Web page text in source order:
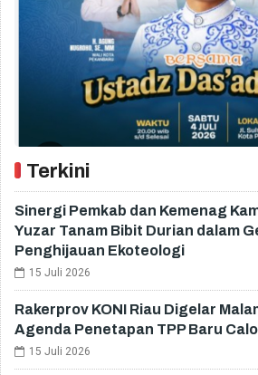
Terkini
Sinergi Pemkab dan Kemenag
Yuzar Tanam Bibit Durian dalam
Penghijauan Ekoteologi
15 Juli 2026
Rakerprov KONI Riau Digelar
Agenda Penetapan TPP Baru
15 Juli 2026